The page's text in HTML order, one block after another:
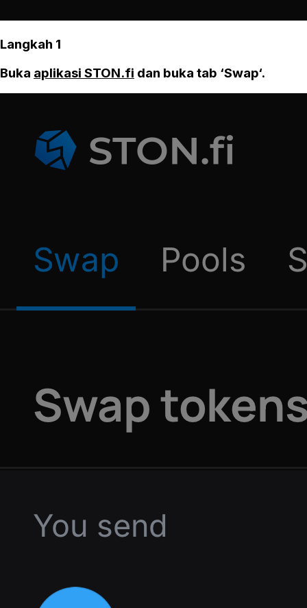
Langkah 1
Buka aplikasi STON.fi dan buka tab ‘Swap‘.